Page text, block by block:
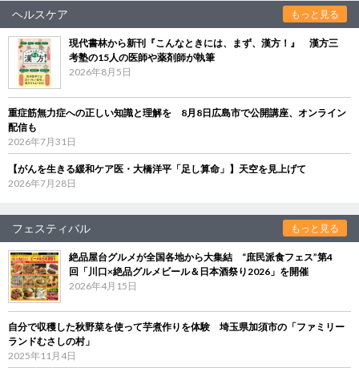
ヘルスケア もっと見る
現代書林から新刊『こんなときには、まず、漢方！』 漢方三
考塾の15人の医師や薬剤師が執筆
2026年8月5日
重症筋無力症への正しい知識と理解を 8月8日広島市で公開講座、オンライン
配信も
2026年7月31日
【がんを生きる緩和ケア医・大橋洋平「足し算命」】天空を見上げて
2026年7月28日
フェスティバル もっと見る
絶品屋台グルメが全国各地から大集結 “庶民派食フェス”第4
回「川口×絶品グルメビール＆日本酒祭り2026」を開催
2026年4月15日
自分で収穫した秋野菜を使って芋煮作りを体験 埼玉県加須市の「ファミリー
ランドむさしの村」
2025年11月4日